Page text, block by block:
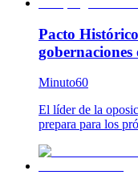
Pacto
gobernaciones
Minuto60
El líder de la
prepara para los